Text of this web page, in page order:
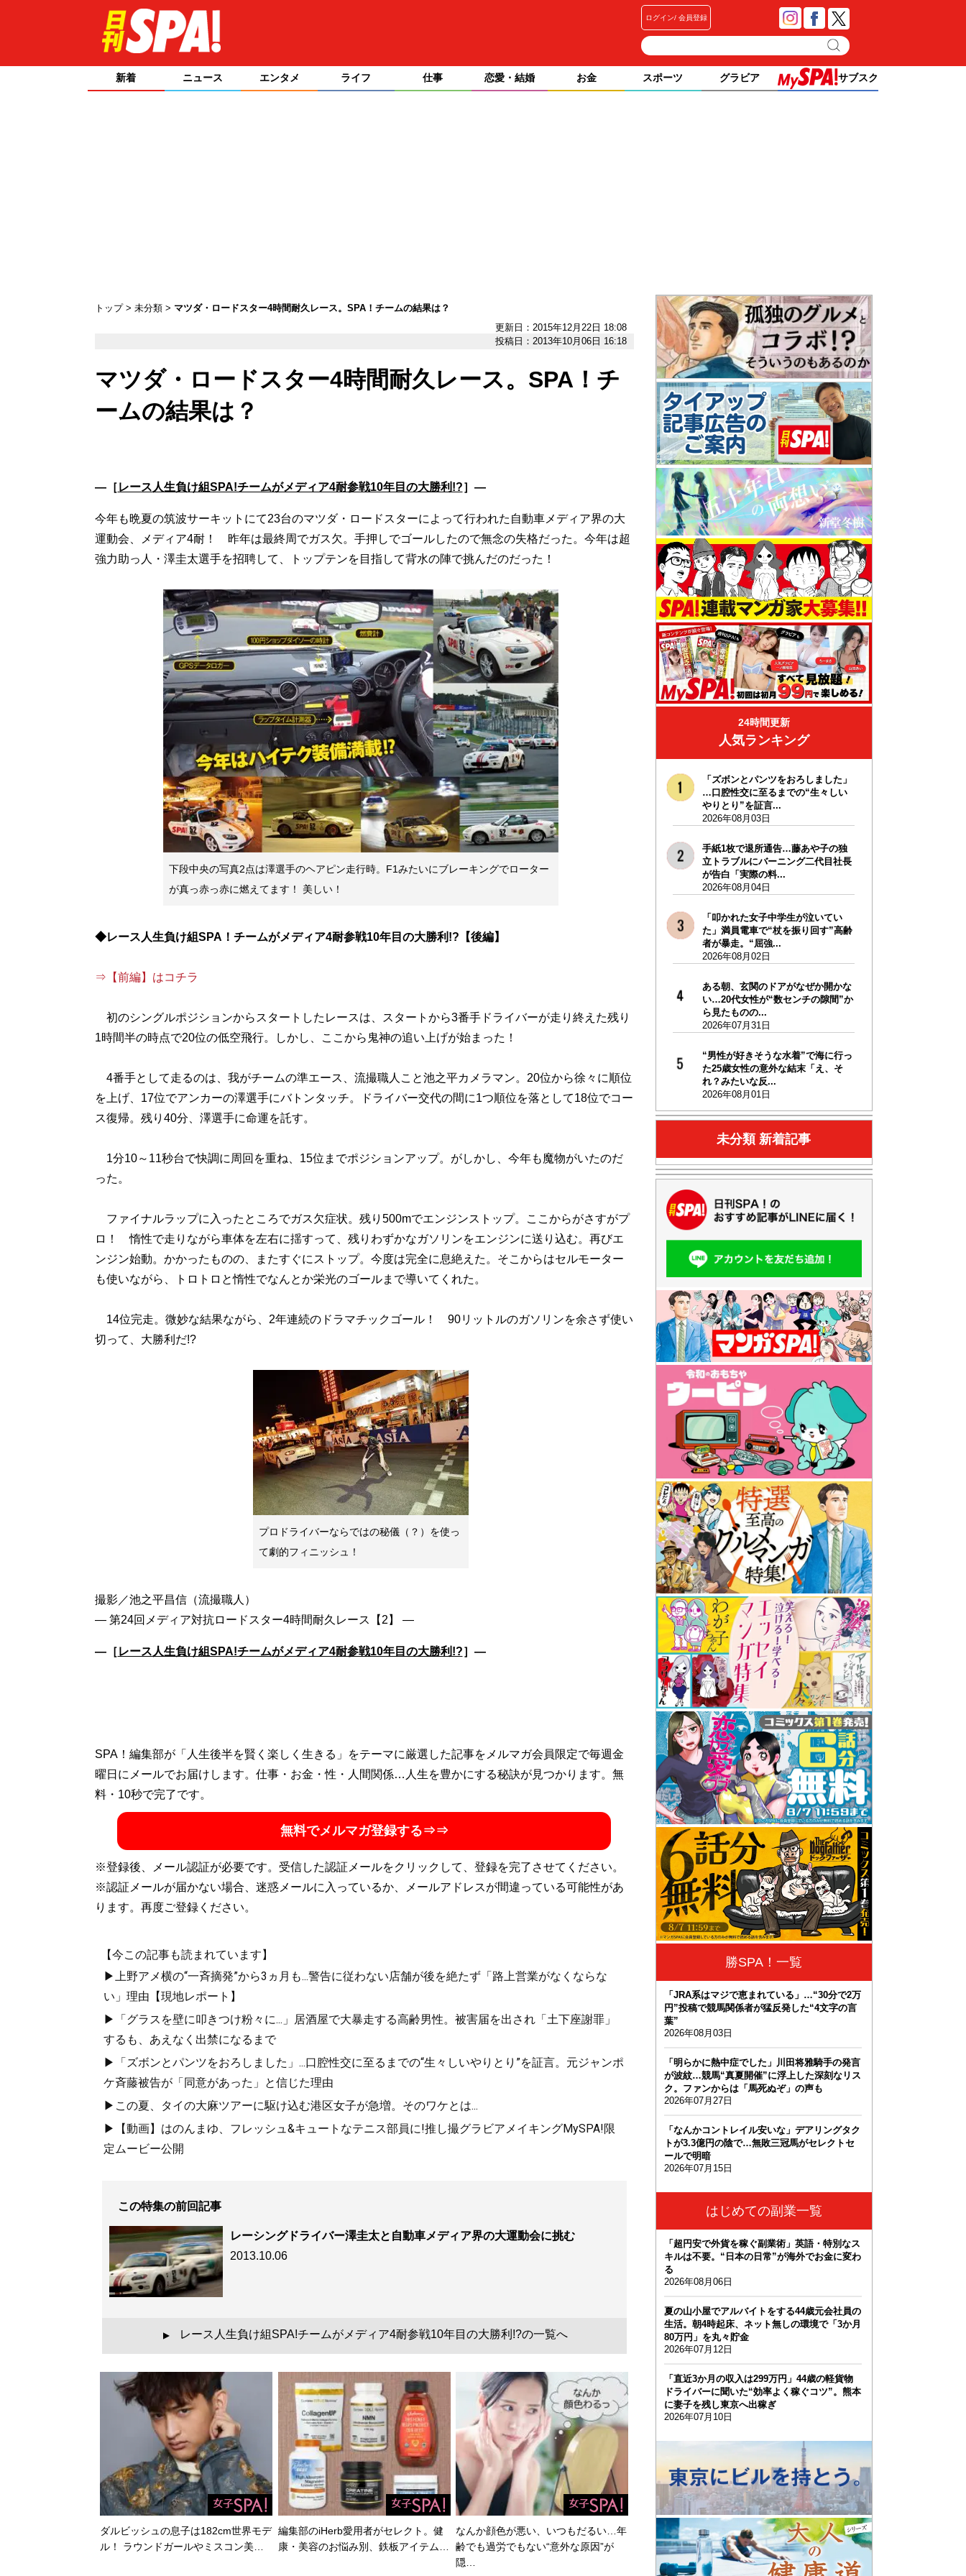
ログイン 会員登録
新着 ニュース エンタメ ライフ 仕事 恋愛・結婚 お金 スポーツ グラビア サブスク
トップ 未分類
マツダ・ロードスター4時間耐久レース。SPA！チームの結果は？
更新日：2015年12月22日 18:08
投稿日：2013年10月06日 16:18
マツダ・ロードスター4時間耐久レース。SPA！チ
ームの結果は？
―［レース人生負け組SPA!チームがメディア4耐参戦10年目の大勝利!?］―
今年も晩夏の筑波サーキットにて23台のマツダ・ロードスターによって行われた自動車メディア界の大
運動会、メディア4耐！ 昨年は最終周でガス欠。手押しでゴールしたので無念の失格だった。今年は超
強力助っ人・澤圭太選手を招聘して、トップテンを目指して背水の陣で挑んだのだった！
下段中央の写真2点は澤選手のヘアピン走行時。F1みたいにブレーキングでローター
が真っ赤っ赤に燃えてます！ 美しい！
◆レース人生負け組SPA！チームがメディア4耐参戦10年目の大勝利!?【後編】
⇒【前編】はコチラ
初のシングルポジションからスタートしたレースは、スタートから3番手ドライバーが走り終えた残り
1時間半の時点で20位の低空飛行。しかし、ここから鬼神の追い上げが始まった！
4番手として走るのは、我がチームの準エース、流撮職人こと池之平カメラマン。20位から徐々に順位
を上げ、17位でアンカーの澤選手にバトンタッチ。ドライバー交代の間に1つ順位を落として18位でコー
ス復帰。残り40分、澤選手に命運を託す。
1分10～11秒台で快調に周回を重ね、15位までポジションアップ。がしかし、今年も魔物がいたのだ
った。
ファイナルラップに入ったところでガス欠症状。残り500mでエンジンストップ。ここからがさすがプ
ロ！ 惰性で走りながら車体を左右に揺すって、残りわずかなガソリンをエンジンに送り込む。再びエ
ンジン始動。かかったものの、またすぐにストップ。今度は完全に息絶えた。そこからはセルモーター
も使いながら、トロトロと惰性でなんとか栄光のゴールまで導いてくれた。
14位完走。微妙な結果ながら、2年連続のドラマチックゴール！ 90リットルのガソリンを余さず使い
切って、大勝利だ!?
プロドライバーならではの秘儀（？）を使っ
て劇的フィニッシュ！
撮影／池之平昌信（流撮職人）
― 第24回メディア対抗ロードスター4時間耐久レース【2】 ―
―［レース人生負け組SPA!チームがメディア4耐参戦10年目の大勝利!?］―
SPA！編集部が「人生後半を賢く楽しく生きる」をテーマに厳選した記事をメルマガ会員限定で毎週金
曜日にメールでお届けします。仕事・お金・性・人間関係…人生を豊かにする秘訣が見つかります。無
料・10秒で完了です。
無料でメルマガ登録する⇒⇒
※登録後、メール認証が必要です。受信した認証メールをクリックして、登録を完了させてください。
※認証メールが届かない場合、迷惑メールに入っているか、メールアドレスが間違っている可能性があ
ります。再度ご登録ください。
【今この記事も読まれています】
▶上野アメ横の“一斉摘発”から3ヵ月も...警告に従わない店舗が後を絶たず「路上営業がなくならな
い」理由【現地レポート】
▶「グラスを壁に叩きつけ粉々に...」居酒屋で大暴走する高齢男性。被害届を出され「土下座謝罪」
するも、あえなく出禁になるまで
▶「ズボンとパンツをおろしました」...口腔性交に至るまでの“生々しいやりとり”を証言。元ジャンポ
ケ斉藤被告が「同意があった」と信じた理由
▶この夏、タイの大麻ツアーに駆け込む港区女子が急増。そのワケとは...
▶【動画】はのんまゆ、フレッシュ&キュートなテニス部員に!推し撮グラビアメイキングMySPA!限
定ムービー公開
この特集の前回記事
レーシングドライバー澤圭太と自動車メディア界の大運動会に挑む
2013.10.06
▲ レース人生負け組SPA!チームがメディア4耐参戦10年目の大勝利!?の一覧へ
ダルビッシュの息子は182cm世界モデ
ル！ ラウンドガールやミスコン美…
編集部のiHerb愛用者がセレクト。健
康・美容のお悩み別、鉄板アイテム…
なんか顔色が悪い、いつもだるい…年
齢でも過労でもない“意外な原因”が
隠…
24時間更新
人気ランキング
「ズボンとパンツをおろしました」
…口腔性交に至るまでの“生々しい
やりとり”を証言...
2026年08月03日
手紙1枚で退所通告…藤あや子の独
立トラブルにバーニング二代目社長
が告白「実際の料...
2026年08月04日
「叩かれた女子中学生が泣いてい
た」満員電車で“杖を振り回す”高齢
者が暴走。“屈強...
2026年08月02日
ある朝、玄関のドアがなぜか開かな
い…20代女性が“数センチの隙間”か
ら見たものの...
2026年07月31日
“男性が好きそうな水着”で海に行っ
た25歳女性の意外な結末「え、そ
れ？みたいな反...
2026年08月01日
未分類 新着記事
勝SPA！一覧
「JRA系はマジで恵まれている」…“30分で2万
円”投稿で競馬関係者が猛反発した“4文字の言
葉”
2026年08月03日
「明らかに熱中症でした」川田将雅騎手の発言
が波紋…競馬“真夏開催”に浮上した深刻なリス
ク。ファンからは「馬死ぬぞ」の声も
2026年07月27日
「なんかコントレイル安いな」デアリングタク
トが3.3億円の陰で…無敗三冠馬がセレクトセ
ールで明暗
2026年07月15日
はじめての副業一覧
「超円安で外貨を稼ぐ副業術」英語・特別なス
キルは不要。“日本の日常”が海外でお金に変わ
る
2026年08月06日
夏の山小屋でアルバイトをする44歳元会社員の
生活。朝4時起床、ネット無しの環境で「3か月
80万円」を丸々貯金
2026年07月12日
「直近3か月の収入は299万円」44歳の軽貨物
ドライバーに聞いた“効率よく稼ぐコツ”。熊本
に妻子を残し東京へ出稼ぎ
2026年07月10日